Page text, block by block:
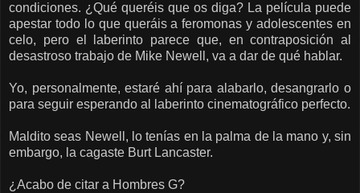
condiciones. ¿Qué queréis que os diga? La película puede
apestar todo lo que queráis a feromonas y adolescentes en
celo, pero el laberinto parece que, en contraposición al
desastroso trabajo de Mike Newell, va a dar de qué hablar.
Yo, personalmente, estaré ahí para alabarlo, desangrarlo o
para seguir esperando al laberinto cinematográfico perfecto.
Maldito seas Newell, lo tenías en la palma de la mano y, sin
embargo, la cagaste Burt Lancaster.
¿Acabo de citar a Hombres G?